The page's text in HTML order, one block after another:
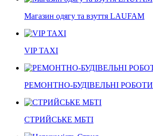
Магазин одягу та взуття LAUFAM
VIP TAXI
РЕМОНТНО-БУДІВЕЛЬНІ РОБОТИ
СТРИЙСЬКЕ МБТІ